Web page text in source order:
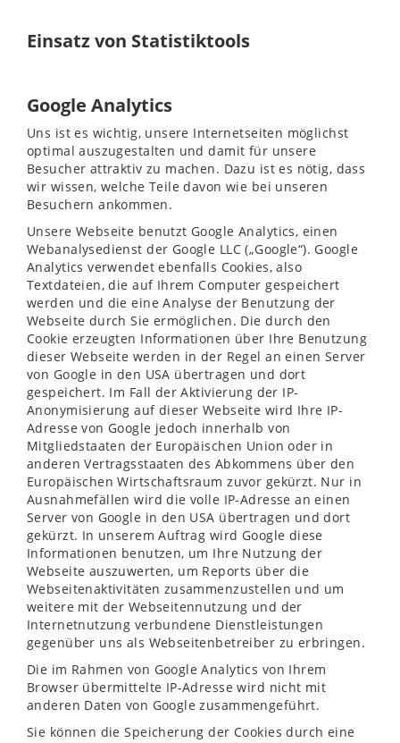
Einsatz von Statistiktools
Google Analytics
Uns ist es wichtig, unsere Internetseiten möglichst
optimal auszugestalten und damit für unsere
Besucher attraktiv zu machen. Dazu ist es nötig, dass
wir wissen, welche Teile davon wie bei unseren
Besuchern ankommen.
Unsere Webseite benutzt Google Analytics, einen
Webanalysedienst der Google LLC („Google“). Google
Analytics verwendet ebenfalls Cookies, also
Textdateien, die auf Ihrem Computer gespeichert
werden und die eine Analyse der Benutzung der
Webseite durch Sie ermöglichen. Die durch den
Cookie erzeugten Informationen über Ihre Benutzung
dieser Webseite werden in der Regel an einen Server
von Google in den USA übertragen und dort
gespeichert. Im Fall der Aktivierung der IP-
Anonymisierung auf dieser Webseite wird Ihre IP-
Adresse von Google jedoch innerhalb von
Mitgliedstaaten der Europäischen Union oder in
anderen Vertragsstaaten des Abkommens über den
Europäischen Wirtschaftsraum zuvor gekürzt. Nur in
Ausnahmefällen wird die volle IP-Adresse an einen
Server von Google in den USA übertragen und dort
gekürzt. In unserem Auftrag wird Google diese
Informationen benutzen, um Ihre Nutzung der
Webseite auszuwerten, um Reports über die
Webseitenaktivitäten zusammenzustellen und um
weitere mit der Webseitennutzung und der
Internetnutzung verbundene Dienstleistungen
gegenüber uns als Webseitenbetreiber zu erbringen.
Die im Rahmen von Google Analytics von Ihrem
Browser übermittelte IP-Adresse wird nicht mit
anderen Daten von Google zusammengeführt.
Sie können die Speicherung der Cookies durch eine